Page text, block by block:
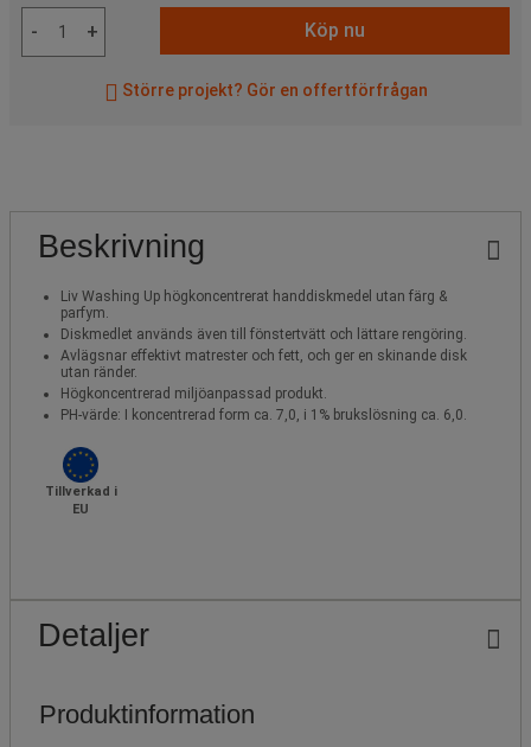
-
+ Köp nu
Större projekt? Gör en offertförfrågan
Beskrivning
Liv Washing Up högkoncentrerat handdiskmedel utan färg &
parfym.
Diskmedlet används även till fönstertvätt och lättare rengöring.
Avlägsnar effektivt matrester och fett, och ger en skinande disk
utan ränder.
Högkoncentrerad miljöanpassad produkt.
PH-värde: I koncentrerad form ca. 7,0, i 1% brukslösning ca. 6,0.
Tillverkad i
EU
Detaljer
Produktinformation